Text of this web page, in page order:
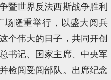
暨世界反法西斯战争胜利
场隆重举行，以盛大阅兵
个伟大的日子，共同开创
书记、国家主席、中央军
检阅受阅部队。出席纪念